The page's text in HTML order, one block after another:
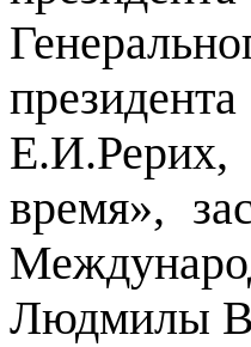
Е.И.Рерих,
время»,
Людмилы